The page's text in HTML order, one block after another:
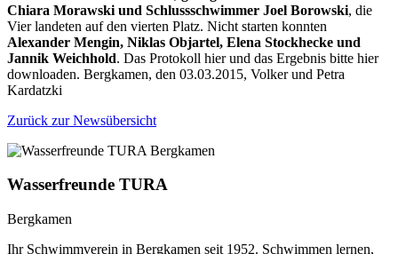
Chiara Morawski und Schlussschwimmer Joel Borowski, die
Vier landeten auf den vierten Platz. Nicht starten konnten
Alexander Mengin, Niklas Objartel, Elena Stockhecke und
Jannik Weichhold. Das Protokoll hier und das Ergebnis bitte hier
downloaden. Bergkamen, den 03.03.2015, Volker und Petra
Kardatzki
Zurück zur Newsübersicht
Wasserfreunde TURA
Bergkamen
Ihr Schwimmverein in Bergkamen seit 1952. Schwimmen lernen,